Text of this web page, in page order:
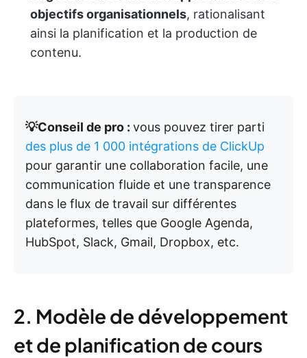
objectifs organisationnels, rationalisant
ainsi la planification et la production de
contenu.
💡Conseil de pro : vous pouvez tirer parti
des plus de 1 000 intégrations de ClickUp
pour garantir une collaboration facile, une
communication fluide et une transparence
dans le flux de travail sur différentes
plateformes, telles que Google Agenda,
HubSpot, Slack, Gmail, Dropbox, etc.
2. Modèle de développement
et de planification de cours